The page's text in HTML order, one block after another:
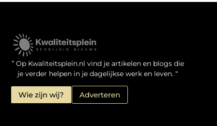
” Op Kwaliteitsplein.nl vind je artikelen en blogs die
je verder helpen in je dagelijkse werk en leven. “
Wie zijn wij? Adverteren